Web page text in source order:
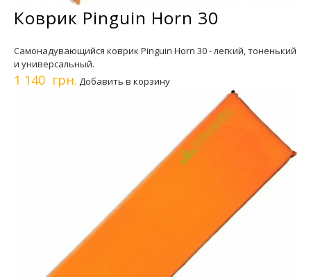
Коврик Pinguin Horn 30
Самонадувающийся коврик Pinguin Horn 30 - легкий, тоненький
и универсальный.
1 140 грн. Добавить в корзину